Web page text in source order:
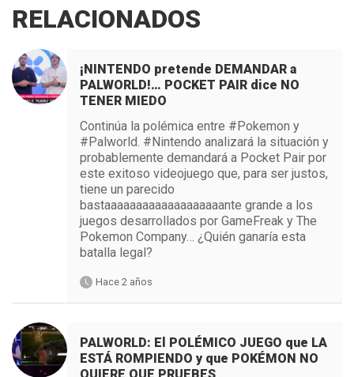
RELACIONADOS
¡NINTENDO pretende DEMANDAR a
PALWORLD!… POCKET PAIR dice NO
TENER MIEDO
Continúa la polémica entre #Pokemon y
#Palworld. #Nintendo analizará la situación y
probablemente demandará a Pocket Pair por
este exitoso videojuego que, para ser justos,
tiene un parecido
bastaaaaaaaaaaaaaaaaaaante grande a los
juegos desarrollados por GameFreak y The
Pokemon Company… ¿Quién ganaría esta
batalla legal?
Hace 2 años
PALWORLD: El POLÉMICO JUEGO que LA
ESTÁ ROMPIENDO y que POKÉMON NO